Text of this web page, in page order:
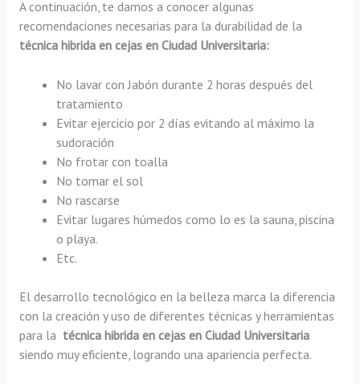
A continuación, te damos a conocer algunas
recomendaciones necesarias para la durabilidad de la
técnica hibrida en cejas en Ciudad Universitaria:
No lavar con Jabón durante 2 horas después del
tratamiento
Evitar ejercicio por 2 días evitando al máximo la
sudoración
No frotar con toalla
No tomar el sol
No rascarse
Evitar lugares húmedos como lo es la sauna, piscina
o playa.
Etc.
El desarrollo tecnológico en la belleza marca la diferencia
con la creación y uso de diferentes técnicas y herramientas
para la técnica hibrida en cejas en Ciudad Universitaria
siendo muy eficiente, logrando una apariencia perfecta.